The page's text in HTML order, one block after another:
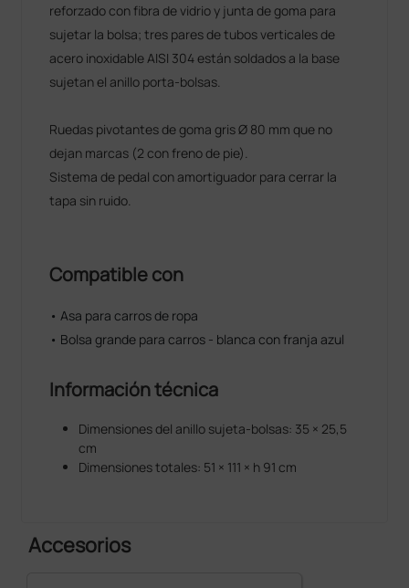
reforzado con fibra de vidrio y junta de goma para
sujetar la bolsa; tres pares de tubos verticales de
acero inoxidable AISI 304 están soldados a la base
sujetan el anillo porta-bolsas.
Ruedas pivotantes de goma gris Ø 80 mm que no
dejan marcas (2 con freno de pie).
Sistema de pedal con amortiguador para cerrar la
tapa sin ruido.
Compatible con
• Asa para carros de ropa
• Bolsa grande para carros - blanca con franja azul
Información técnica
Dimensiones del anillo sujeta-bolsas: 35 × 25,5
cm
Dimensiones totales: 51 × 111 × h 91 cm
Accesorios